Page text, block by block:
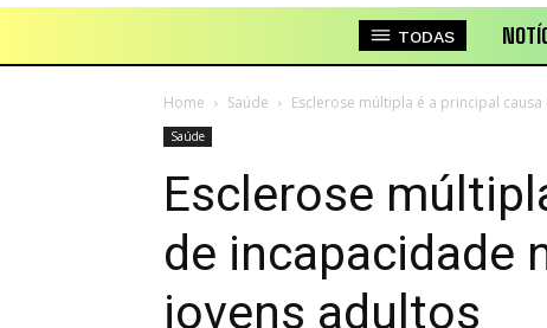
TODAS
Home Saúde Esclerose múltipla é a principal
Saúde
Esclerose
de incapacidade
jovens adultos